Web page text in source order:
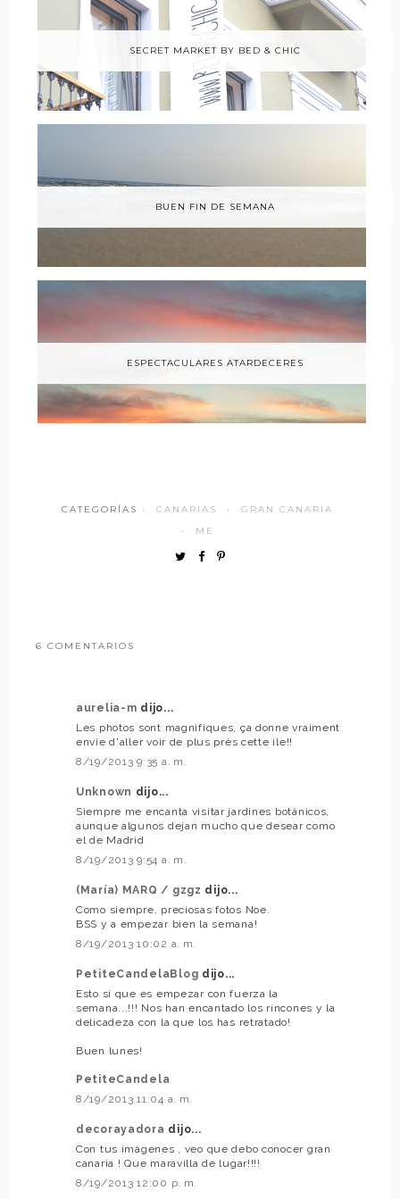
SECRET MARKET BY BED & CHIC
BUEN FIN DE SEMANA
ESPECTACULARES ATARDECERES
CATEGORÍAS · CANARIAS ·
GRAN CANARIA
·
ME
6 COMENTARIOS
aurelia-m dijo...
Les photos sont magnifiques, ça donne vraiment
envie d'aller voir de plus près cette ile!!
8/19/2013 9:35 a. m.
Unknown dijo...
Siempre me encanta visitar jardines botánicos,
aunque algunos dejan mucho que desear como
el de Madrid
8/19/2013 9:54 a. m.
(María) MARQ / gzgz dijo...
Como siempre, preciosas fotos Noe.
BSS y a empezar bien la semana!
8/19/2013 10:02 a. m.
PetiteCandelaBlog dijo...
Esto sí que es empezar con fuerza la
semana...!!! Nos han encantado los rincones y la
delicadeza con la que los has retratado!
Buen lunes!
PetiteCandela
8/19/2013 11:04 a. m.
decorayadora dijo...
Con tus imágenes , veo que debo conocer gran
canaria ! Que maravilla de lugar!!!!
8/19/2013 12:00 p. m.